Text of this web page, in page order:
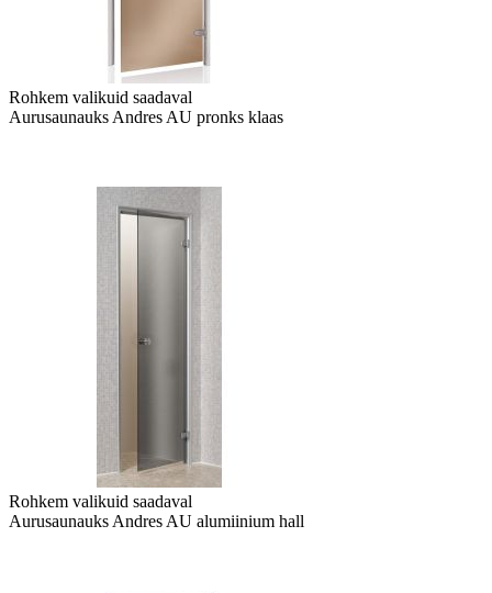
Rohkem valikuid saadaval
Aurusaunauks Andres AU pronks klaas
Rohkem valikuid saadaval
Aurusaunauks Andres AU alumiinium hall